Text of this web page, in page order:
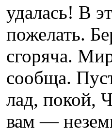
удалась! В
пожелать.
сгоряча.
сообща.
лад, покой,
вам —